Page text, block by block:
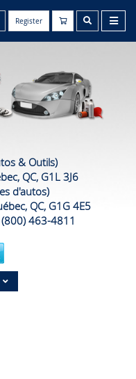
Register
& Outils)
QC, G1L 3J6
d'autos)
QC, G1G 4E5
463-4811